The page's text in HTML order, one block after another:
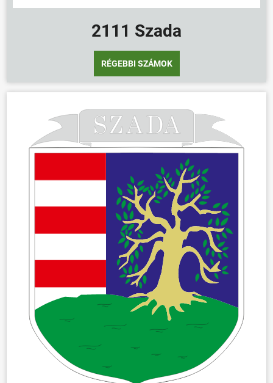
ÖNKORMÁNYZAT
ÜGYINTÉZÉS
KÖZÖSSÉG
HÍREK
VÁLASZTÁSOK
2111 Szada
RÉGEBBI SZÁMOK